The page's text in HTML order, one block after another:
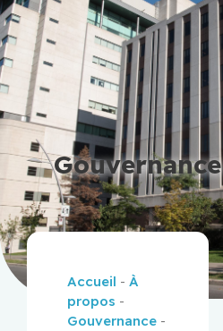
Gouvernance
Accueil -À
propos -
Gouvernance -